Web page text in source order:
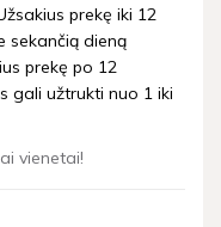
prekę iki 12
sekančią dieną
prekę po 12
gali užtrukti nuo 1 iki
vienetai!